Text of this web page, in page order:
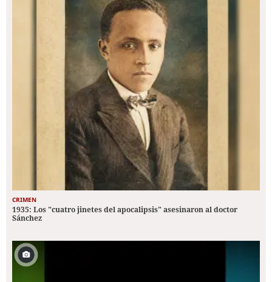
CRIMEN
1935: Los "cuatro jinetes del apocalipsis" asesinaron al doctor
Sánchez